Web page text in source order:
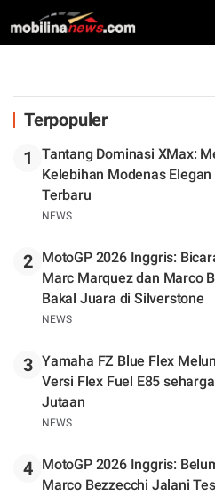
Mandalika
Terpopuler
1
Tantang Dominasi XMax:
Kelebihan Modenas Elegan
Terbaru
NEWS
2
MotoGP 2026 Inggris:
Marc Marquez dan Marco
Bakal Juara di Silverstone
NEWS
3 Yamaha FZ Blue Flex
Versi Flex Fuel E85
Jutaan
NEWS
4
MotoGP 2026 Inggris:
Marco Bezzecchi Jalani